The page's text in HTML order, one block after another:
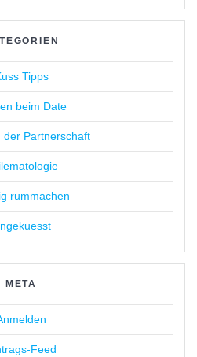
Tipps
beim Date
der Partnerschaft
rummachen
META
Feed